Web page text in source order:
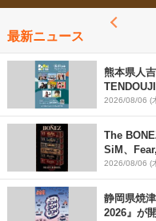
最新ニュース
熊本県人
支援プロ
2026/08/06 (
The
SiM、
アーティ
2026/08/06 (
静岡県焼
2026』が